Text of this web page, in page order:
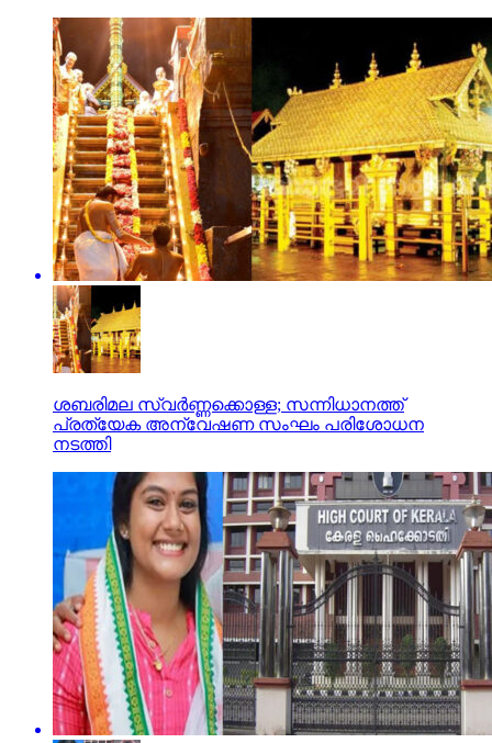
ശബരിമല സ്വര്‍ണ്ണക്കൊള്ള; സന്നിധാനത്ത്
പ്രത്യേക അന്വേഷണ സംഘം പരിശോധന
നടത്തി